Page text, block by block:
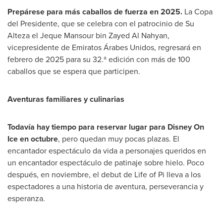
Prepárese para más caballos de fuerza en 2025. LaCopa
del Presidente, que se celebra con el patrocinio deSu
Altezael Jeque Mansour bin Zayed Al Nahyan,
vicepresidente de Emiratos Árabes Unidos, regresará en
febrero de 2025 para su 32.ª edición con más de 100
caballos que se espera que participen.
Aventuras familiares y culinarias
Todavía hay tiempo para reservar lugar para Disney On
Ice en octubre, pero quedan muy pocas plazas. El
encantador espectáculo da vida a personajes queridos en
un encantador espectáculo de patinaje sobre hielo. Poco
después, en noviembre, el debut de Life of Pi lleva a los
espectadores a una historia de aventura, perseverancia y
esperanza.